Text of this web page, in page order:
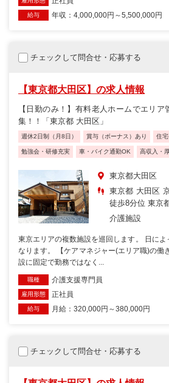
給与 年収：4,000,000円～5,500,000円
チェックして問合せ・応募する
【東京都大田区】の求人情報
【日勤のみ！】有料老人ホームでエリ
集！！「東京都 大田区」
週休2日制（月8日） 賞与（ボーナス）あり 住
勉強会・研修充実 車・バイク通勤OK 高収入・
東京都大田区
東京都 大田区
徒歩8分位 東京
介護施設
東京エリアの複数施設を巡回します。 日に
なります。 【ケアマネジャー(エリア職)の働
設に固定で勤務ではなく...
職種 介護支援専門員
雇用形態 正社員
給与 月給：320,000円～380,000円
チェックして問合せ・応募する